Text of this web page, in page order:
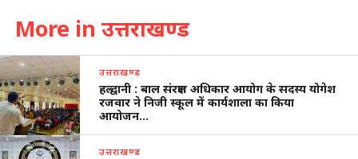
More in उत्तराखण्ड
उत्तराखण्ड
हल्द्वानी : बाल संरक्षण अधिकार आयोग के सदस्य योगेश
रजवार ने निजी स्कूल में कार्यशाला का किया
आयोजन…
उत्तराखण्ड